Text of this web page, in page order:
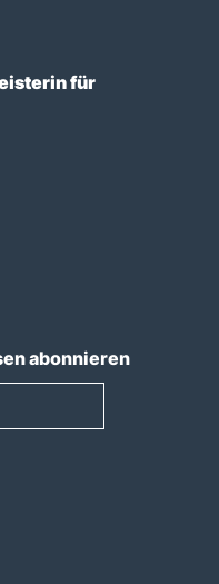
für
abonnieren